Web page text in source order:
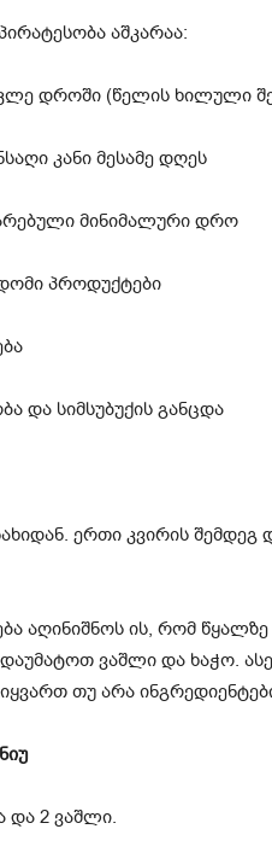
აშკარაა:
დროში (წელის ხილული
კანი მესამე დღეს
მინიმალური დრო
პროდუქტები
და სიმსუბუქის განცდა
აღინიშნოს ის, რომ
ვაშლი და ხაჭო.
თუ არა
და 2 ვაშლი.